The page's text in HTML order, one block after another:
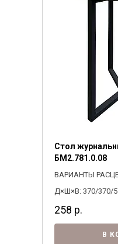
Стол
БМ2.781.0.08
ВАРИАНТЫ
Д×Ш×В: 370/370/
258 р.
В